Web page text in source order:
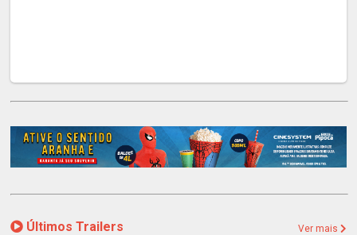
Últimos Trailers Ver mais